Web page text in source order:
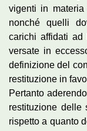
vigenti in
nonché quelli
carichi affidati
versate in
definizione del
restituzione in
Pertanto
restituzione delle
rispetto a quanto